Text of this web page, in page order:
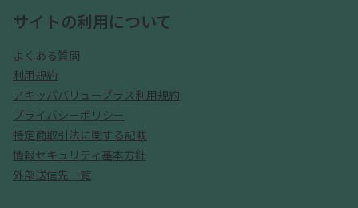
サイトの利用について
よくある質問
利用規約
アキッパバリュープラス利用規約
プライバシーポリシー
特定商取引法に関する記載
情報セキュリティ基本方針
外部送信先一覧